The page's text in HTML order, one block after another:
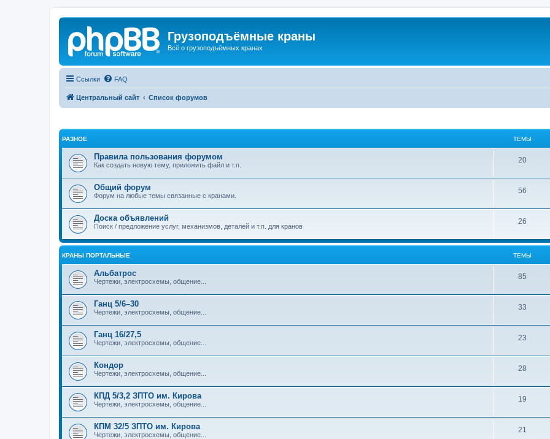
Грузоподъёмные краны
Всё о грузоподъёмных кранах
Ссылки FAQ
Центральный сайт Список форумов
РАЗНОЕ ТЕМЫ
Правила пользования форумом
Как создать новую тему, приложить файл и т.п.
20
Общий форум
Форум на любые темы связанные с кранами.
56
Доска объявлений
Поиск / предложение услуг, механизмов, деталей и т.п. для кранов
26
КРАНЫ ПОРТАЛЬНЫЕ ТЕМЫ
Альбатрос
Чертежи, электросхемы, общение...
85
Ганц 5/6–30
Чертежи, электросхемы, общение...
33
Ганц 16/27,5
Чертежи, электросхемы, общение...
23
Кондор
Чертежи, электросхемы, общение...
28
КПД 5/3,2 ЗПТО им. Кирова
Чертежи, электросхемы, общение...
19
КПМ 32/5 ЗПТО им. Кирова
Чертежи, электросхемы, общение...
21